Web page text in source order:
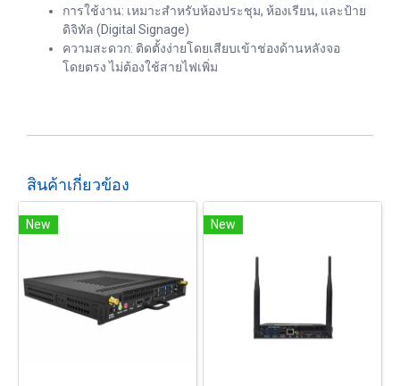
การใช้งาน: เหมาะสำหรับห้องประชุม, ห้องเรียน, และป้าย
ดิจิทัล (Digital Signage)
ความสะดวก: ติดตั้งง่ายโดยเสียบเข้าช่องด้านหลังจอ
โดยตรง ไม่ต้องใช้สายไฟเพิ่ม
สินค้าเกี่ยวข้อง
New New